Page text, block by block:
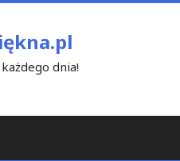
dnia!